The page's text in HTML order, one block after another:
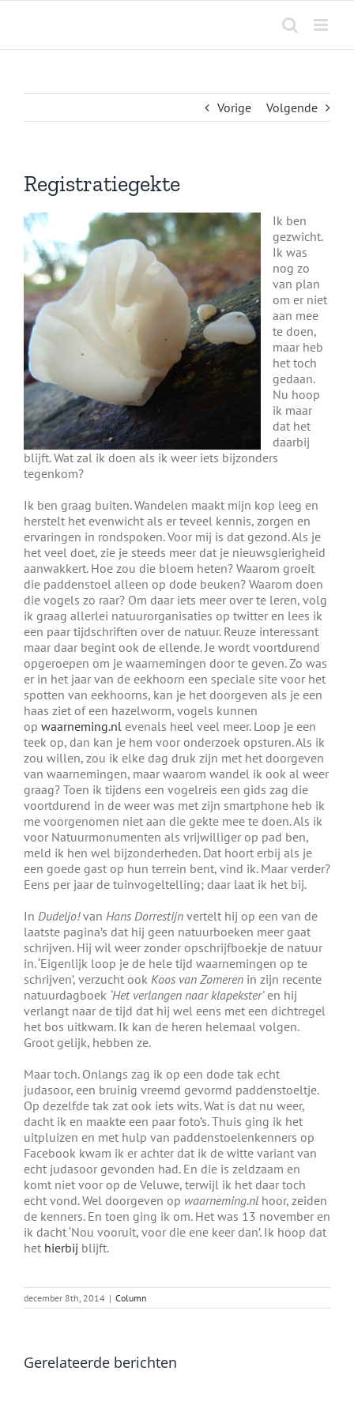
Vorige Volgende
Registratiegekte
Ik ben
gezwicht.
Ik was
nog zo
van plan
om er niet
aan mee
te doen,
maar heb
het toch
gedaan.
Nu hoop
ik maar
dat het
daarbij
blijft. Wat zal ik doen als ik weer iets bijzonders
tegenkom?
Ik ben graag buiten. Wandelen maakt mijn kop leeg en
herstelt het evenwicht als er teveel kennis, zorgen en
ervaringen in rondspoken. Voor mij is dat gezond. Als je
het veel doet, zie je steeds meer dat je nieuwsgierigheid
aanwakkert. Hoe zou die bloem heten? Waarom groeit
die paddenstoel alleen op dode beuken? Waarom doen
die vogels zo raar? Om daar iets meer over te leren, volg
ik graag allerlei natuurorganisaties op twitter en lees ik
een paar tijdschriften over de natuur. Reuze interessant
maar daar begint ook de ellende. Je wordt voortdurend
opgeroepen om je waarnemingen door te geven. Zo was
er in het jaar van de eekhoorn een speciale site voor het
spotten van eekhoorns, kan je het doorgeven als je een
haas ziet of een hazelworm, vogels kunnen
op waarneming.nl evenals heel veel meer. Loop je een
teek op, dan kan je hem voor onderzoek opsturen. Als ik
zou willen, zou ik elke dag druk zijn met het doorgeven
van waarnemingen, maar waarom wandel ik ook al weer
graag? Toen ik tijdens een vogelreis een gids zag die
voortdurend in de weer was met zijn smartphone heb ik
me voorgenomen niet aan die gekte mee te doen. Als ik
voor Natuurmonumenten als vrijwilliger op pad ben,
meld ik hen wel bijzonderheden. Dat hoort erbij als je
een goede gast op hun terrein bent, vind ik. Maar verder?
Eens per jaar de tuinvogeltelling; daar laat ik het bij.
In Dudeljo!van Hans Dorrestijn vertelt hij op een van de
laatste pagina’s dat hij geen natuurboeken meer gaat
schrijven. Hij wil weer zonder opschrijfboekje de natuur
in. ‘Eigenlijk loop je de hele tijd waarnemingen op te
schrijven’, verzucht ook Koos van Zomeren in zijn recente
natuurdagboek ‘Het verlangen naar klapekster’en hij
verlangt naar de tijd dat hij wel eens met een dichtregel
het bos uitkwam. Ik kan de heren helemaal volgen.
Groot gelijk, hebben ze.
Maar toch. Onlangs zag ik op een dode tak echt
judasoor, een bruinig vreemd gevormd paddenstoeltje.
Op dezelfde tak zat ook iets wits. Wat is dat nu weer,
dacht ik en maakte een paar foto’s. Thuis ging ik het
uitpluizen en met hulp van paddenstoelenkenners op
Facebook kwam ik er achter dat ik de witte variant van
echt judasoor gevonden had. En die is zeldzaam en
komt niet voor op de Veluwe, terwijl ik het daar toch
echt vond. Wel doorgeven op waarneming.nl hoor, zeiden
de kenners. En toen ging ik om. Het was 13 november en
ik dacht ‘Nou vooruit, voor die ene keer dan’. Ik hoop dat
het hierbij blijft.
december 8th, 2014 | Column
Gerelateerde berichten